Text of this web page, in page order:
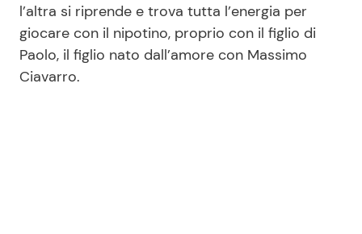
l’altra si riprende e trova tutta l’energia per
giocare con il nipotino, proprio con il figlio di
Paolo, il figlio nato dall’amore con Massimo
Ciavarro.